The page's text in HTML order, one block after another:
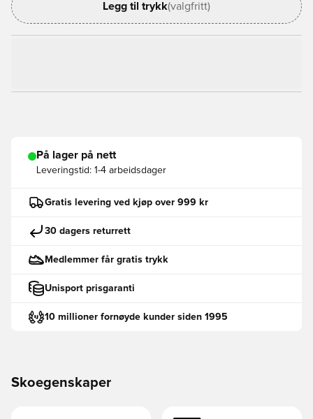
Legg til trykk(valgfritt)
På lager på nett
Leveringstid: 1-4 arbeidsdager
Gratis levering ved kjøp over 999 kr
30 dagers returrett
Medlemmer får gratis trykk
Unisport prisgaranti
10 millioner fornøyde kunder siden 1995
Skoegenskaper